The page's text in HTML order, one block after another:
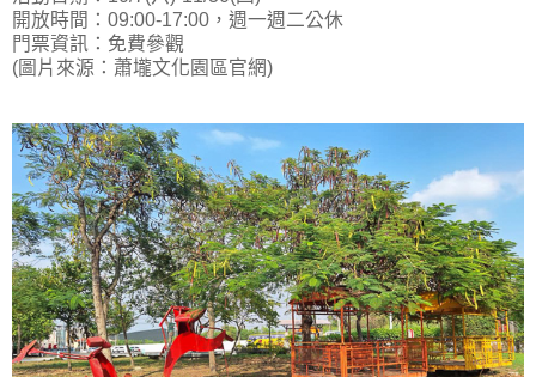
開放時間：09:00-17:00，週一週二公休
門票資訊：免費參觀
(圖片來源：蕭壠文化園區官網)